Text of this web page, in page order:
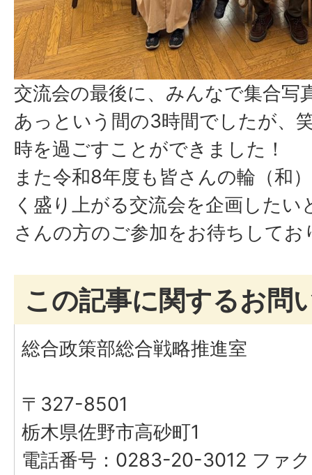
交流会の最後に、みんなで集合写
あっという間の3時間でしたが、
時を過ごすことができました！
また令和8年度も皆さんの輪（和
く盛り上がる交流会を企画した
さんの方のご参加をお待ちしてお
この記事に関するお問
総合政策部総合戦略推進室
〒327-8501
栃木県佐野市高砂町1
電話番号：0283-20-3012 ファ